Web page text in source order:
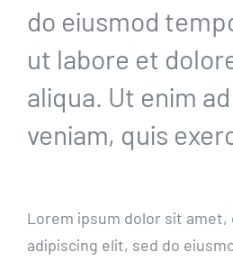
do eiusmod
ut labore et
aliqua. Ut enim
veniam, quis
Lorem ipsum dolor sit
adipiscing elit, sed do